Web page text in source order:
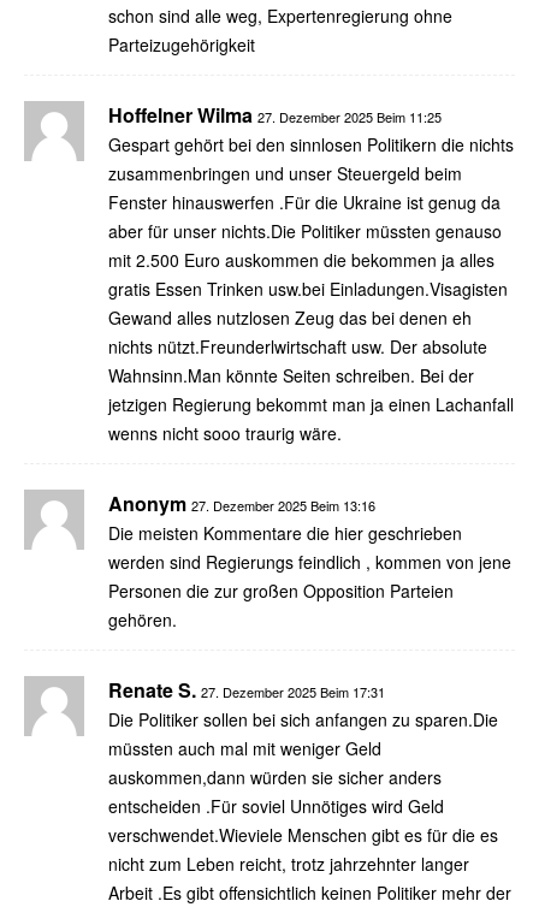
schon sind alle weg, Expertenregierung ohne
Parteizugehörigkeit
Hoffelner Wilma 27. Dezember 2025 Beim 11:25
Gespart gehört bei den sinnlosen Politikern die nichts
zusammenbringen und unser Steuergeld beim
Fenster hinauswerfen .Für die Ukraine ist genug da
aber für unser nichts.Die Politiker müssten genauso
mit 2.500 Euro auskommen die bekommen ja alles
gratis Essen Trinken usw.bei Einladungen.Visagisten
Gewand alles nutzlosen Zeug das bei denen eh
nichts nützt.Freunderlwirtschaft usw. Der absolute
Wahnsinn.Man könnte Seiten schreiben. Bei der
jetzigen Regierung bekommt man ja einen Lachanfall
wenns nicht sooo traurig wäre.
Anonym 27. Dezember 2025 Beim 13:16
Die meisten Kommentare die hier geschrieben
werden sind Regierungs feindlich , kommen von jene
Personen die zur großen Opposition Parteien
gehören.
Renate S. 27. Dezember 2025 Beim 17:31
Die Politiker sollen bei sich anfangen zu sparen.Die
müssten auch mal mit weniger Geld
auskommen,dann würden sie sicher anders
entscheiden .Für soviel Unnötiges wird Geld
verschwendet.Wieviele Menschen gibt es für die es
nicht zum Leben reicht, trotz jahrzehnter langer
Arbeit .Es gibt offensichtlich keinen Politiker mehr der